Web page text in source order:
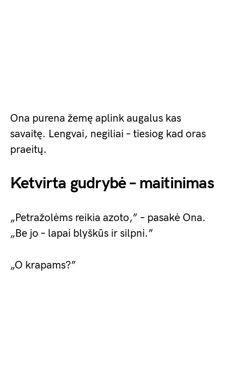
Ona purena žemę aplink augalus kas
savaitę. Lengvai, negiliai – tiesiog kad oras
praeitų.
Ketvirta gudrybė – maitinimas
„Petražolėms reikia azoto,” – pasakė Ona.
„Be jo – lapai blyškūs ir silpni.”
„O krapams?”